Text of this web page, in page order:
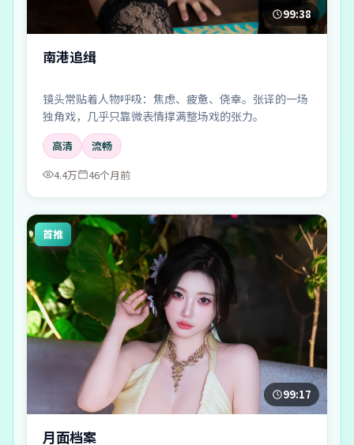
99:38
南港追缉
镜头常贴着人物呼吸：焦虑、疲惫、侥幸。张译的一场
独角戏，几乎只靠微表情撑满整场戏的张力。
高清
流畅
4.4万
46个月前
首推
99:17
月面档案